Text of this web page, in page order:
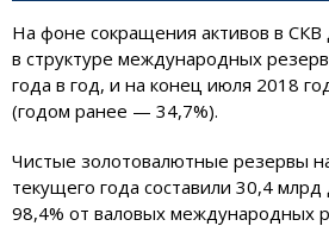
На фоне сокращения активов в СКВ
в структуре международных
года в год, и на конец июля 2018
(годом ранее — 34,7%).
Чистые золотовалютные резервы
текущего года составили 30,4
98,4% от валовых международных